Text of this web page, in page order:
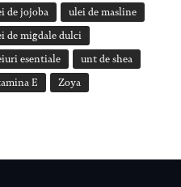
de jojoba ulei de masline
de migdale dulci
esentiale unt de shea
E Zoya